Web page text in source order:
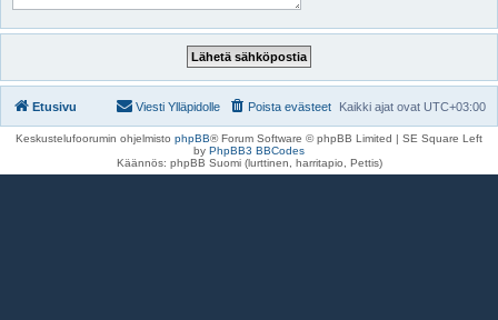
Etusivu Kaikki ajat ovat UTC+03:00
Poista evästeet
Viesti Ylläpidolle
Keskustelufoorumin ohjelmisto phpBB® Forum Software © phpBB Limited | SE Square Left
by PhpBB3 BBCodes
Käännös: phpBB Suomi (lurttinen, harritapio, Pettis)